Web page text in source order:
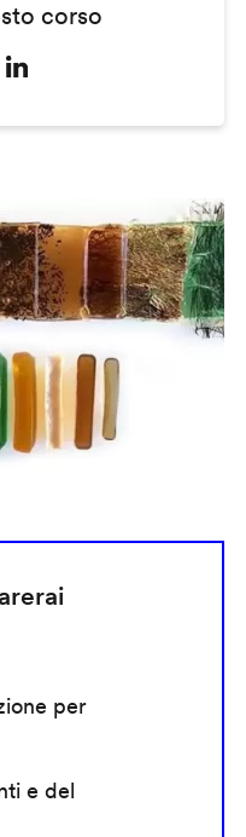
corso
per
e del